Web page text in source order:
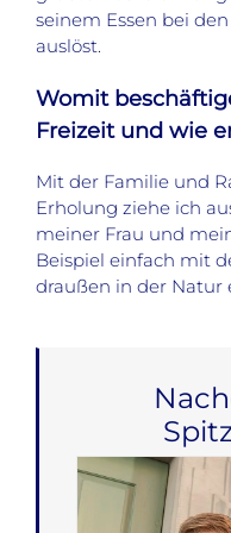
seinem Essen bei
auslöst.
Womit
Freizeit und wie
Mit der Familie und
Erholung ziehe ich
meiner Frau und
Beispiel einfach mit
draußen in der Natur